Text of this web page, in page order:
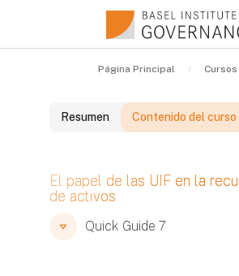
Página Principal Cursos
Resumen Contenido del curso
Bloques
El papel de las UIF en la
de activos
Bloques
Bloques
Quick Guide 7